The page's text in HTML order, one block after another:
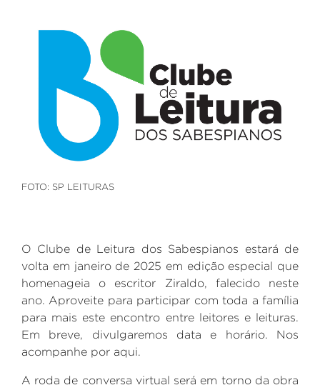
FOTO: SP LEITURAS
O Clube de Leitura dos Sabespianos estará de
volta em janeiro de 2025 em edição especial que
homenageia o escritor Ziraldo, falecido neste
ano. Aproveite para participar com toda a família
para mais este encontro entre leitores e leituras.
Em breve, divulgaremos data e horário. Nos
acompanhe por aqui.
A roda de conversa virtual será em torno da obra